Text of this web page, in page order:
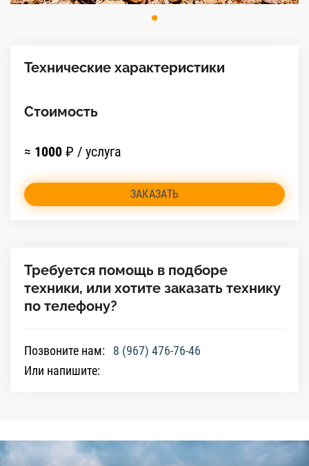
Технические характеристики
Стоимость
≈ 1000 ₽ / услуга
ЗАКАЗАТЬ
Требуется помощь в подборе
техники, или хотите заказать технику
по телефону?
Позвоните нам:
8 (967) 476-76-46
Или напишите: